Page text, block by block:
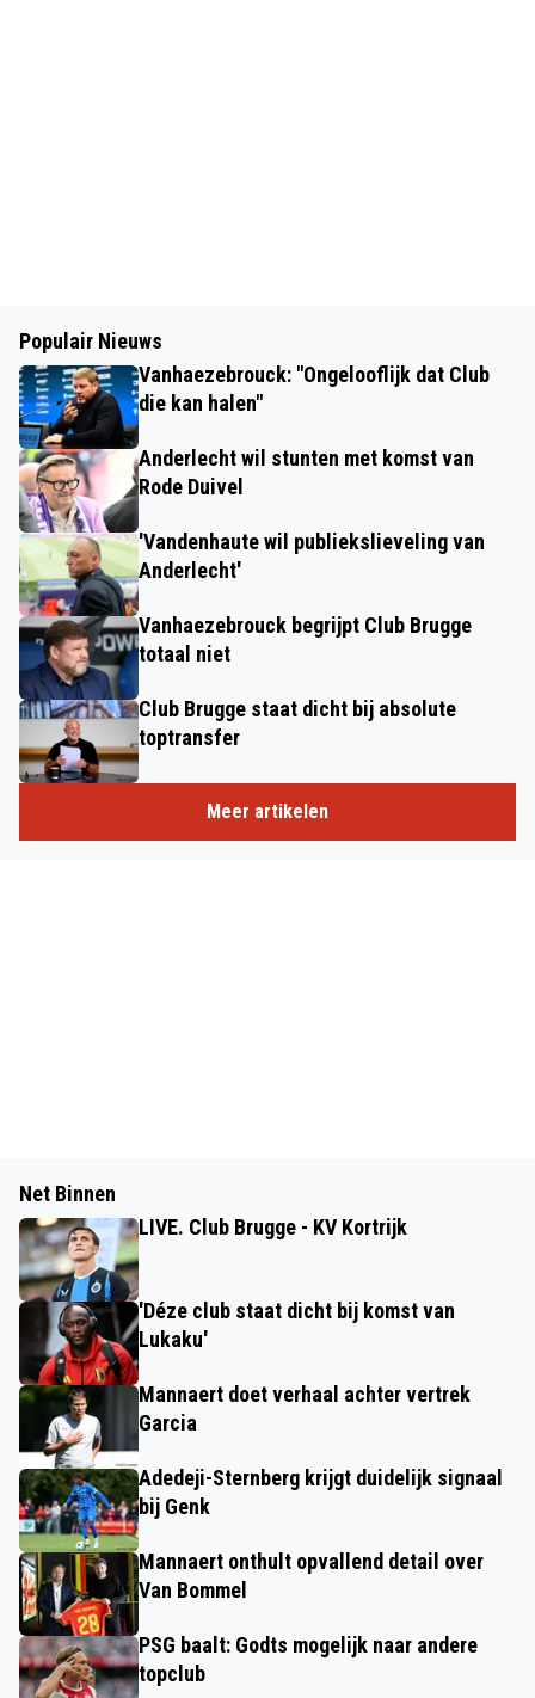
Populair Nieuws
Vanhaezebrouck: "Ongelooflijk dat Club
die kan halen"
Anderlecht wil stunten met komst van
Rode Duivel
'Vandenhaute wil publiekslieveling van
Anderlecht'
Vanhaezebrouck begrijpt Club Brugge
totaal niet
Club Brugge staat dicht bij absolute
toptransfer
Meer artikelen
Net Binnen
LIVE. Club Brugge - KV Kortrijk
'Déze club staat dicht bij komst van
Lukaku'
Mannaert doet verhaal achter vertrek
Garcia
Adedeji-Sternberg krijgt duidelijk signaal
bij Genk
Mannaert onthult opvallend detail over
Van Bommel
PSG baalt: Godts mogelijk naar andere
topclub